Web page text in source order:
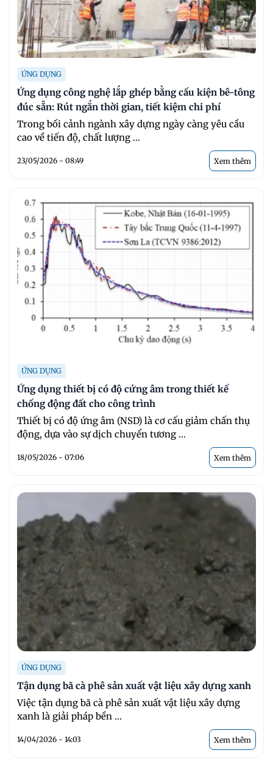
ỨNG DỤNG
Ứng dụng công nghệ lắp ghép bằng cấu kiện bê-tông
đúc sẵn: Rút ngắn thời gian, tiết kiệm chi phí
Trong bối cảnh ngành xây dựng ngày càng yêu cầu
cao về tiến độ, chất lượng ...
23/05/2026 - 08:49 Xem thêm
ỨNG DỤNG
Ứng dụng thiết bị có độ cứng âm trong thiết kế
chống động đất cho công trình
Thiết bị có độ ứng âm (NSD) là cơ cấu giảm chấn thụ
động, dựa vào sự dịch chuyển tương ...
18/05/2026 - 07:06 Xem thêm
ỨNG DỤNG
Tận dụng bã cà phê sản xuất vật liệu xây dựng xanh
Việc tận dụng bã cà phê sản xuất vật liệu xây dựng
xanh là giải pháp bền ...
14/04/2026 - 14:03 Xem thêm